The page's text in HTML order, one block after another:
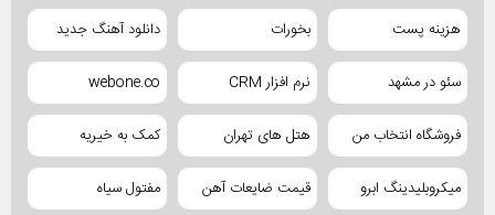
هزینه پست بخورات دانلود آهنگ جدید
سئو در مشهد نرم افزار CRM webone.co
فروشگاه انتخاب من هتل های تهران کمک به خیریه
میکروبلیدینگ ابرو قیمت ضایعات آهن مفتول سیاه